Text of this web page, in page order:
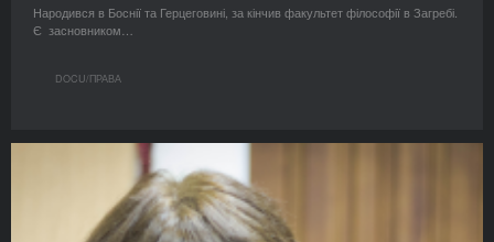
Народився в Боснії та Герцеговині, за кінчив факультет філософії в Загребі.
Є засновником…
DOCU/ПРАВА